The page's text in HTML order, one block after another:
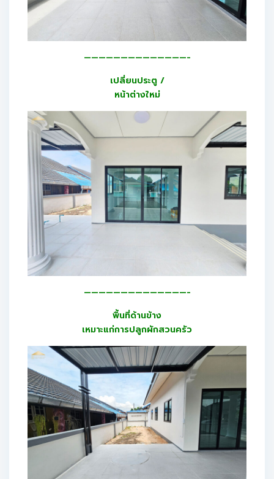
——————————————-
เปลี่ยนประตู /
หน้าต่างใหม่
——————————————-
พื้นที่ด้านข้าง
เหมาะแก่การปลูกผักสวนครัว